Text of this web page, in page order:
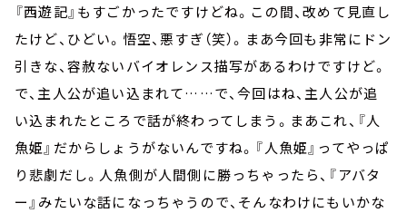
『西遊記』もすごかったですけどね。この間、改めて見直し
たけど、ひどい。悟空、悪すぎ（笑）。まあ今回も非常にドン
引きな、容赦ないバイオレンス描写があるわけですけど。
で、主人公が追い込まれて……で、今回はね、主人公が追
い込まれたところで話が終わってしまう。まあこれ、『人
魚姫』だからしょうがないんですね。『人魚姫』ってやっぱ
り悲劇だし。人魚側が人間側に勝っちゃったら、『アバタ
ー』みたいな話になっちゃうので、そんなわけにもいかな